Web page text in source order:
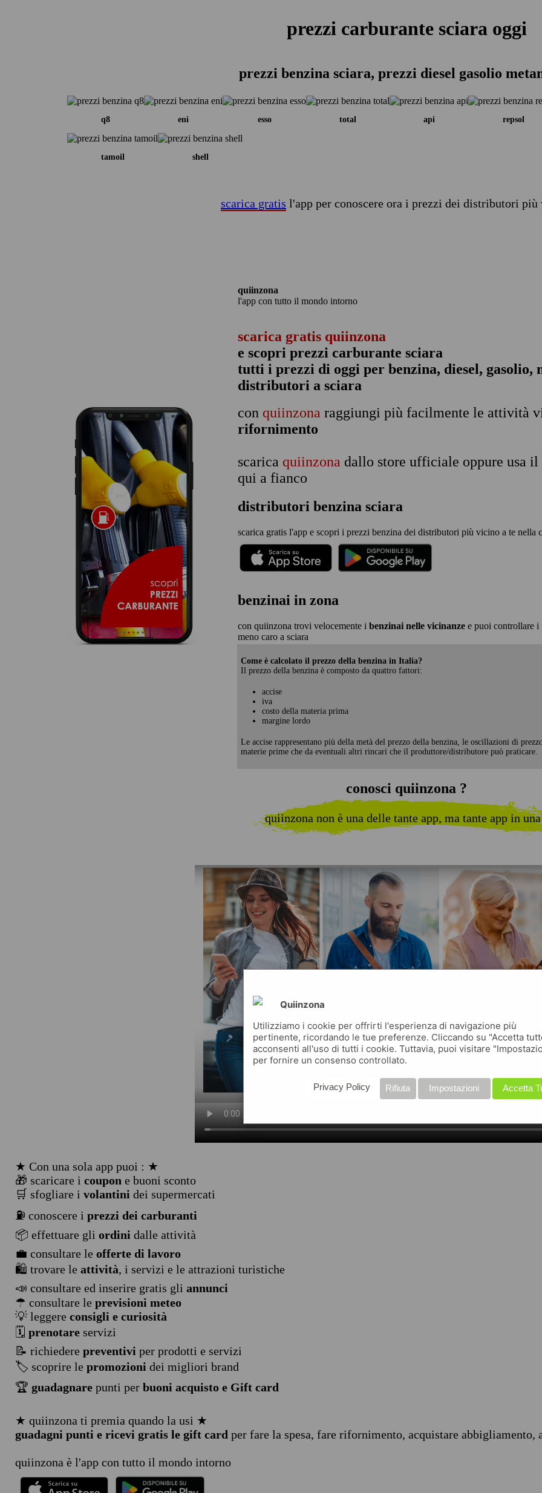
prezzi carburante sciara oggi
prezzi benzina sciara, prezzi diesel gasolio
q8 eni esso total api repsol
tamoil shell
scarica gratis l'app per conoscere ora i prezzi dei distributori più
quiinzona
l'app con tutto il mondo intorno
scarica gratis quiinzona
e scopri prezzi carburante sciara
tutti i prezzi di oggi per benzina, diesel, gasolio,
distributori a sciara
con quiinzona raggiungi più facilmente le attività
rifornimento
scarica quiinzona dallo store ufficiale oppure usa il
qui a fianco
distributori benzina sciara
scarica gratis l'app e scopri i prezzi benzina dei distributori più vicino a te nella
benzinai in zona
con quiinzona trovi velocemente i benzinai nelle vicinanze e puoi controllare i
meno caro a sciara
Come è calcolato il prezzo della benzina in Italia?
Il prezzo della benzina è composto da quattro fattori:
accise
iva
costo della materia prima
margine lordo
Le accise rappresentano più della metà del prezzo della benzina, le oscillazioni di
materie prime che da eventuali altri rincari che il produttore/distributore può praticare.
conosci quiinzona ?
quiinzona non è una delle tante app, ma tante app in
★ Con una sola app puoi : ★
🎁 scaricare i coupon e buoni sconto
🛒 sfogliare i volantini dei supermercati
⛽ conoscere i prezzi dei carburanti
📦 effettuare gli ordini dalle attività
💼 consultare le offerte di lavoro
🛍️ trovare le attività, i servizi e le attrazioni turistiche
📣 consultare ed inserire gratis gli annunci
☂ consultare le previsioni meteo
💡 leggere consigli e curiosità
🗓️ prenotareservizi
📝 richiedere preventivi per prodotti e servizi
🏷️ scoprire le promozioni dei migliori brand
🏆 guadagnarepunti per buoni acquisto e Gift card
★ quiinzona ti premia quando la usi ★
guadagni punti e ricevi gratis le gift card per fare la spesa, fare rifornimento, acquistare abbigliamento,
quiinzona è l'app con tutto il mondo intorno
Quiinzona
Utilizziamo i cookie per offrirti l'esperienza di navigazione più
pertinente, ricordando le tue preferenze. Cliccando su "Accetta
acconsenti all'uso di tutti i cookie. Tuttavia, puoi visitare
per fornire un consenso controllato.
Accetta
Impostazioni
Rifiuta
Privacy Policy